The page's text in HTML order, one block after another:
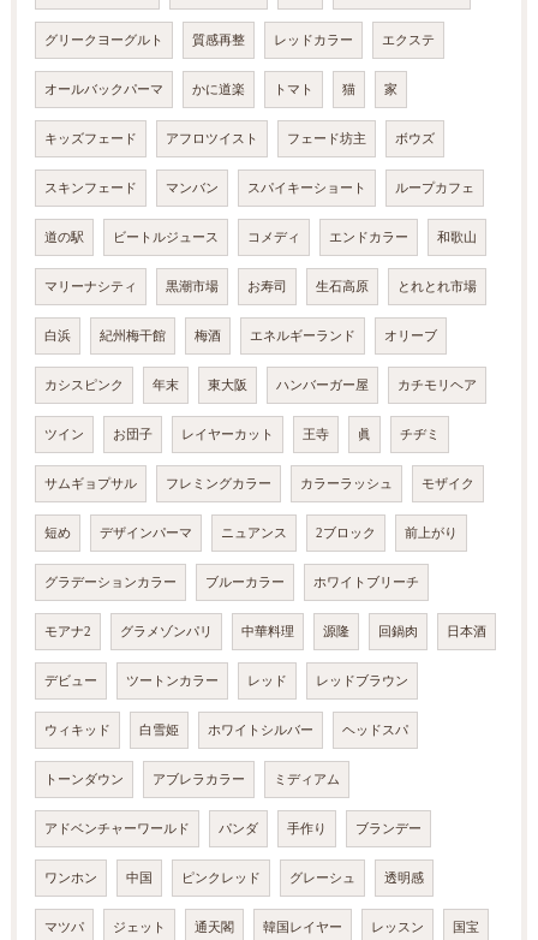
グリークヨーグルト 質感再整 レッドカラー エクステ
オールバックパーマ かに道楽 トマト 猫 家
キッズフェード アフロツイスト フェード坊主 ボウズ
スキンフェード マンバン スパイキーショート ループカフェ
道の駅 ビートルジュース コメディ エンドカラー 和歌山
マリーナシティ 黒潮市場 お寿司 生石高原 とれとれ市場
白浜 紀州梅干館 梅酒 エネルギーランド オリーブ
カシスピンク 年末 東大阪 ハンバーガー屋 カチモリヘア
ツイン お団子 レイヤーカット 王寺 眞 チヂミ
サムギョプサル フレミングカラー カラーラッシュ モザイク
短め デザインパーマ ニュアンス 2ブロック 前上がり
グラデーションカラー ブルーカラー ホワイトブリーチ
モアナ2 グラメゾンパリ 中華料理 源隆 回鍋肉 日本酒
デビュー ツートンカラー レッド レッドブラウン
ウィキッド 白雪姫 ホワイトシルバー ヘッドスパ
トーンダウン アブレラカラー ミディアム
アドベンチャーワールド パンダ 手作り ブランデー
ワンホン 中国 ピンクレッド グレーシュ 透明感
マツパ ジェット 通天閣 韓国レイヤー レッスン 国宝